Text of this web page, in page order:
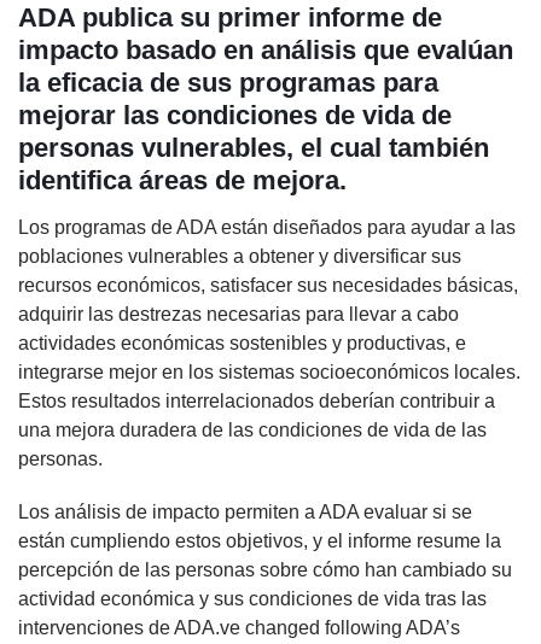
ADA publica su primer informe de
impacto basado en análisis que evalúan
la eficacia de sus programas para
mejorar las condiciones de vida de
personas vulnerables, el cual también
identifica áreas de mejora.
Los programas de ADA están diseñados para ayudar a las
poblaciones vulnerables a obtener y diversificar sus
recursos económicos, satisfacer sus necesidades básicas,
adquirir las destrezas necesarias para llevar a cabo
actividades económicas sostenibles y productivas, e
integrarse mejor en los sistemas socioeconómicos locales.
Estos resultados interrelacionados deberían contribuir a
una mejora duradera de las condiciones de vida de las
personas.
Los análisis de impacto permiten a ADA evaluar si se
están cumpliendo estos objetivos, y el informe resume la
percepción de las personas sobre cómo han cambiado su
actividad económica y sus condiciones de vida tras las
intervenciones de ADA.ve changed following ADA’s